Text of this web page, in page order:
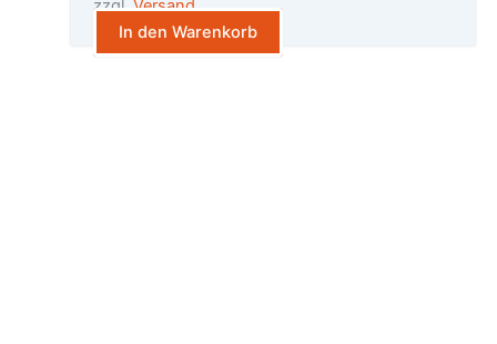
zzgl. Versand
In den Warenkorb